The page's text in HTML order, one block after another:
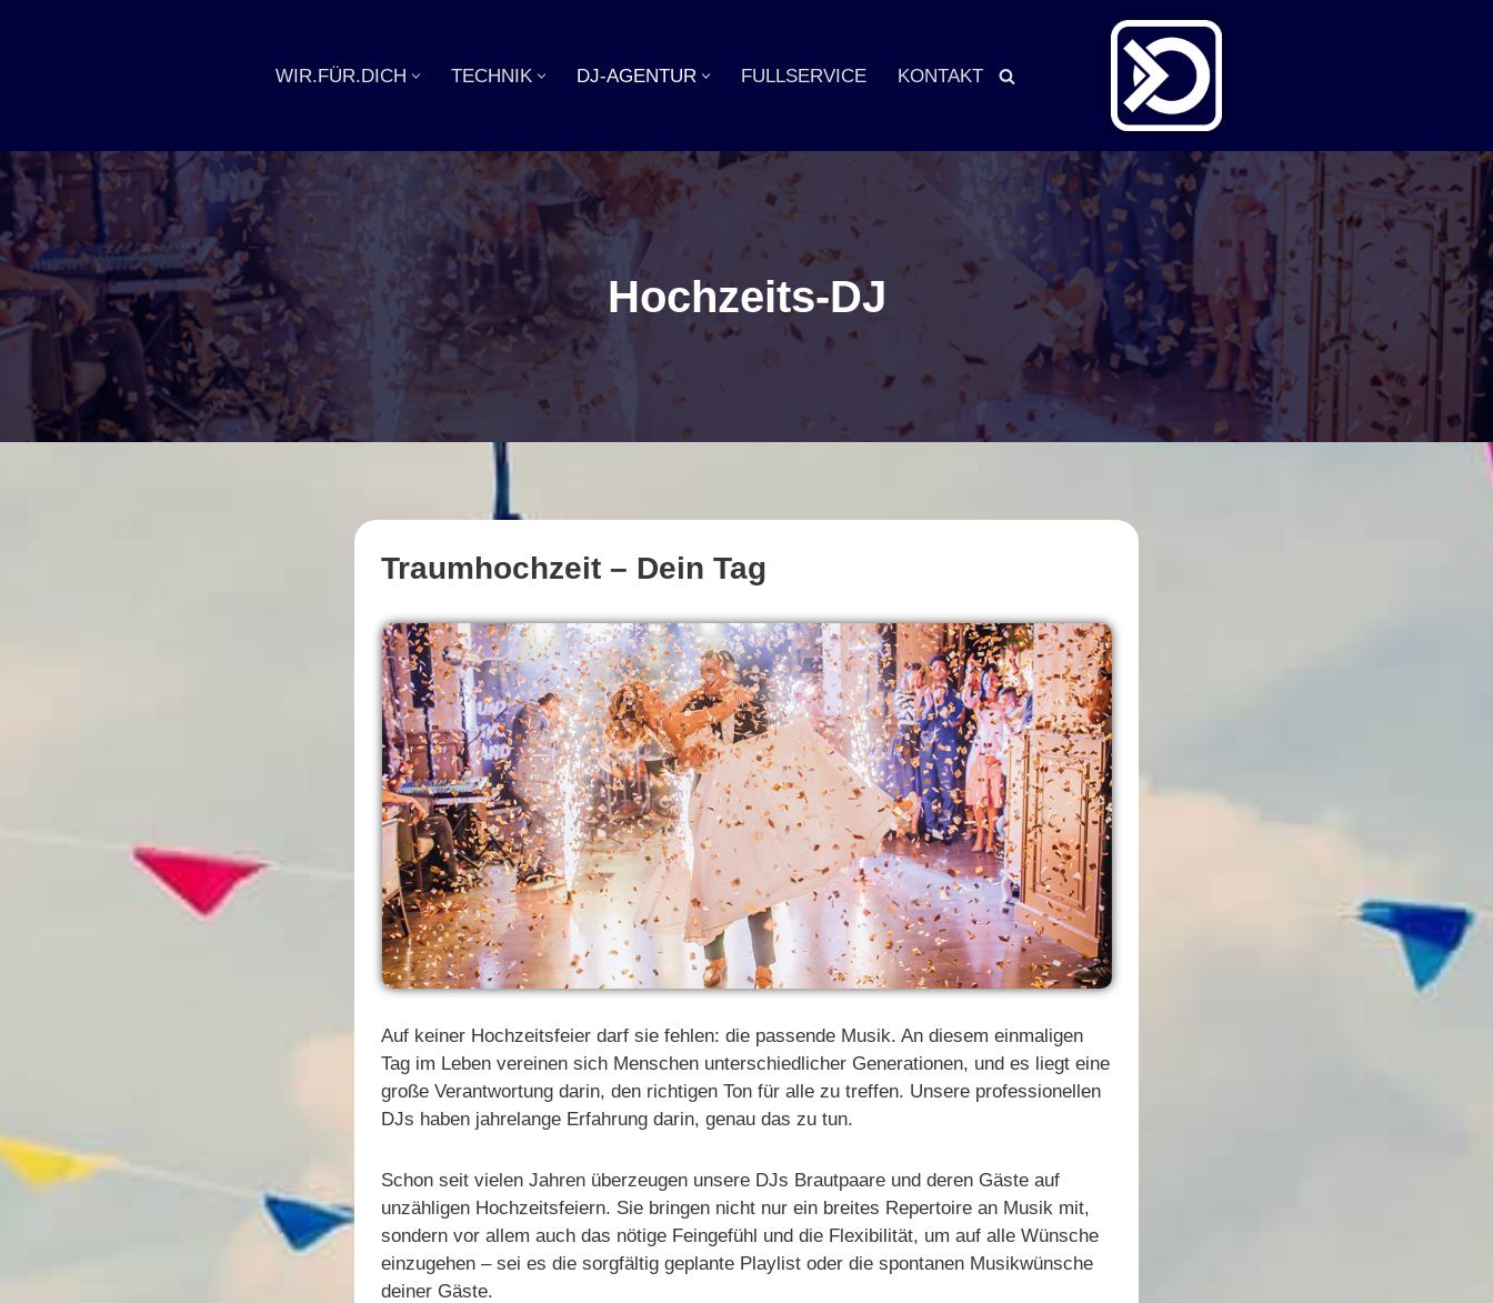
WIR.FÜR.DICH TECHNIK DJ-AGENTUR FULLSERVICE KONTAKT
Hochzeits-DJ
Traumhochzeit – Dein Tag
Auf keiner Hochzeitsfeier darf sie fehlen: die passende Musik. An diesem einmaligen
Tag im Leben vereinen sich Menschen unterschiedlicher Generationen, und es liegt eine
große Verantwortung darin, den richtigen Ton für alle zu treffen. Unsere professionellen
DJs haben jahrelange Erfahrung darin, genau das zu tun.
Schon seit vielen Jahren überzeugen unsere DJs Brautpaare und deren Gäste auf
unzähligen Hochzeitsfeiern. Sie bringen nicht nur ein breites Repertoire an Musik mit,
sondern vor allem auch das nötige Feingefühl und die Flexibilität, um auf alle Wünsche
einzugehen – sei es die sorgfältig geplante Playlist oder die spontanen Musikwünsche
deiner Gäste.